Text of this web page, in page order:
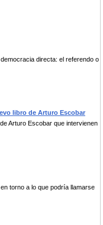
directa: el referendo o
libro de Arturo Escobar
Arturo Escobar que intervienen
torno a lo que podría llamarse